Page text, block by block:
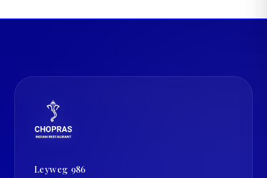
Leyweg 986